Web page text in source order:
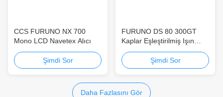
CCS FURUNO NX 700
Mono LCD Navetex Alıcı
Şimdi Sor
FURUNO DS 80 300GT
Kaplar Eşleştirilmiş Işın
0.1Kn Hız Kaydı Maliyet-
etkin
Şimdi Sor
Daha Fazlasını Gör